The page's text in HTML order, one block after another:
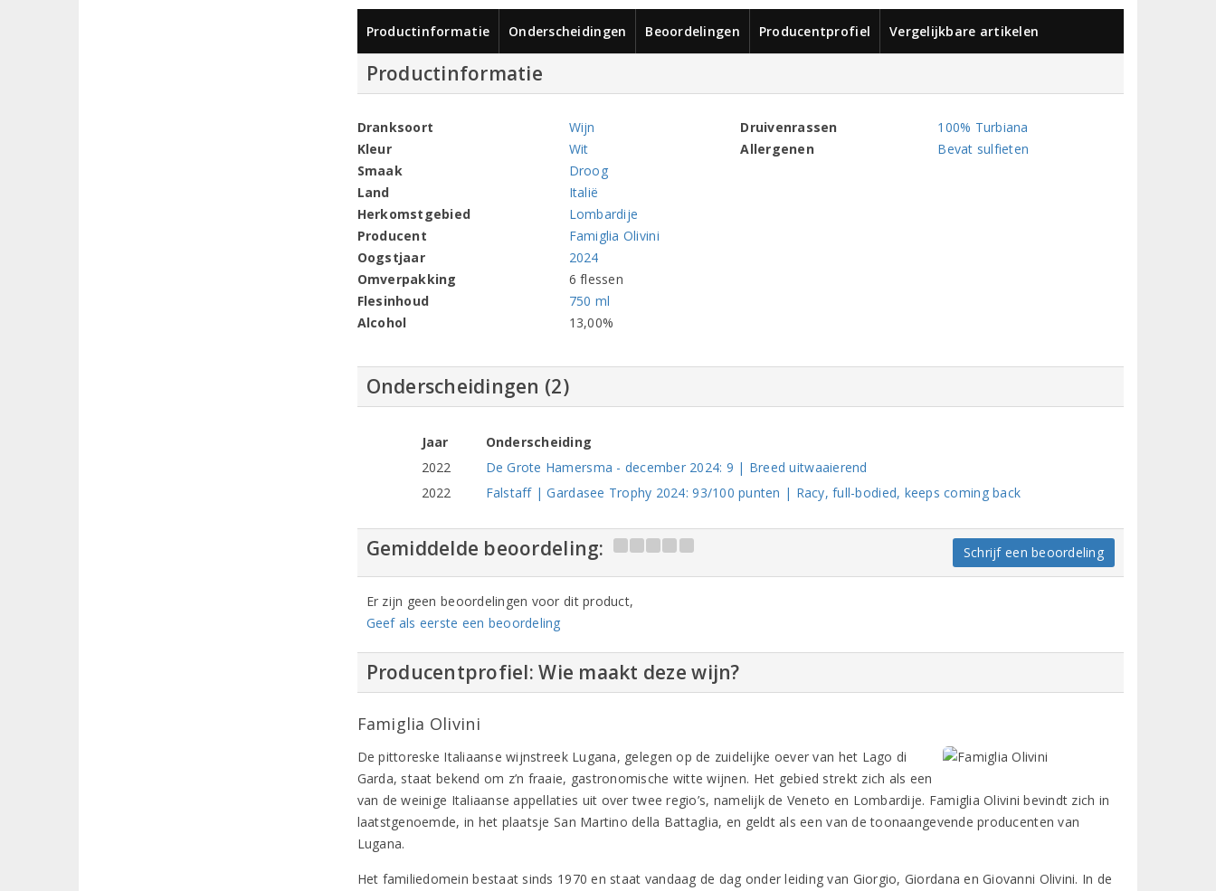
Productinformatie Onderscheidingen Beoordelingen Producentprofiel Vergelijkbare artikelen
Productinformatie
Dranksoort
Wijn
Kleur
Wit
Smaak
Droog
Land
Italië
Herkomstgebied
Lombardije
Producent
Famiglia Olivini
Oogstjaar
2024
Omverpakking
6 flessen
Flesinhoud
750 ml
Alcohol
13,00%
Druivenrassen
100% Turbiana
Allergenen
Bevat sulfieten
Onderscheidingen (2)
Jaar
Onderscheiding
2022
De Grote Hamersma - december 2024: 9 | Breed uitwaaierend
2022
Falstaff | Gardasee Trophy 2024: 93/100 punten | Racy, full-bodied, keeps coming back
Gemiddelde beoordeling: Schrijf een beoordeling
Er zijn geen beoordelingen voor dit product,
Geef als eerste een beoordeling
Producentprofiel: Wie maakt deze wijn?
Famiglia Olivini
De pittoreske Italiaanse wijnstreek Lugana, gelegen op de zuidelijke oever van het Lago di
Garda, staat bekend om z’n fraaie, gastronomische witte wijnen. Het gebied strekt zich als een
van de weinige Italiaanse appellaties uit over twee regio’s, namelijk de Veneto en Lombardije. Famiglia Olivini bevindt zich in
laatstgenoemde, in het plaatsje San Martino della Battaglia, en geldt als een van de toonaangevende producenten van
Lugana.
Het familiedomein bestaat sinds 1970 en staat vandaag de dag onder leiding van Giorgio, Giordana en Giovanni Olivini. In de